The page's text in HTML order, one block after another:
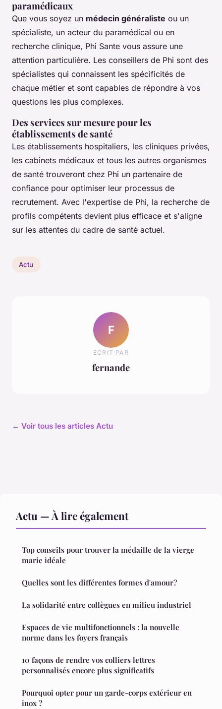
paramédicaux
Que vous soyez un médecin généraliste ou un
spécialiste, un acteur du paramédical ou en
recherche clinique, Phi Sante vous assure une
attention particulière. Les conseillers de Phi sont des
spécialistes qui connaissent les spécificités de
chaque métier et sont capables de répondre à vos
questions les plus complexes.
Des services sur mesure pour les
établissements de santé
Les établissements hospitaliers, les cliniques privées,
les cabinets médicaux et tous les autres organismes
de santé trouveront chez Phi un partenaire de
confiance pour optimiser leur processus de
recrutement. Avec l'expertise de Phi, la recherche de
profils compétents devient plus efficace et s'aligne
sur les attentes du cadre de santé actuel.
Actu
F
ECRIT PAR
fernande
← Voir tous les articles Actu
Actu — À lire également
Top conseils pour trouver la médaille de la vierge
marie idéale
Quelles sont les différentes formes d'amour?
La solidarité entre collègues en milieu industriel
Espaces de vie multifonctionnels : la nouvelle
norme dans les foyers français
10 façons de rendre vos colliers lettres
personnalisés encore plus significatifs
Pourquoi opter pour un garde-corps extérieur en
inox ?